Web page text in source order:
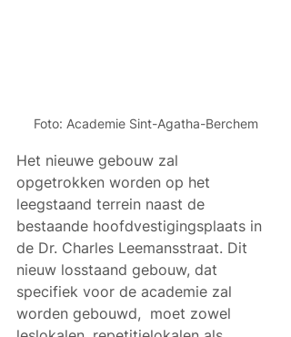
Foto: Academie Sint-Agatha-Berchem
Het nieuwe gebouw zal
opgetrokken worden op het
leegstaand terrein naast de
bestaande hoofdvestigingsplaats in
de Dr. Charles Leemansstraat. Dit
nieuw losstaand gebouw, dat
specifiek voor de academie zal
worden gebouwd,  moet zowel